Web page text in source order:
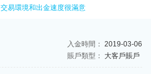
交易環境和出金速度很滿意
入金時間： 2019-03-06
賬戶類型：
大客戶賬戶